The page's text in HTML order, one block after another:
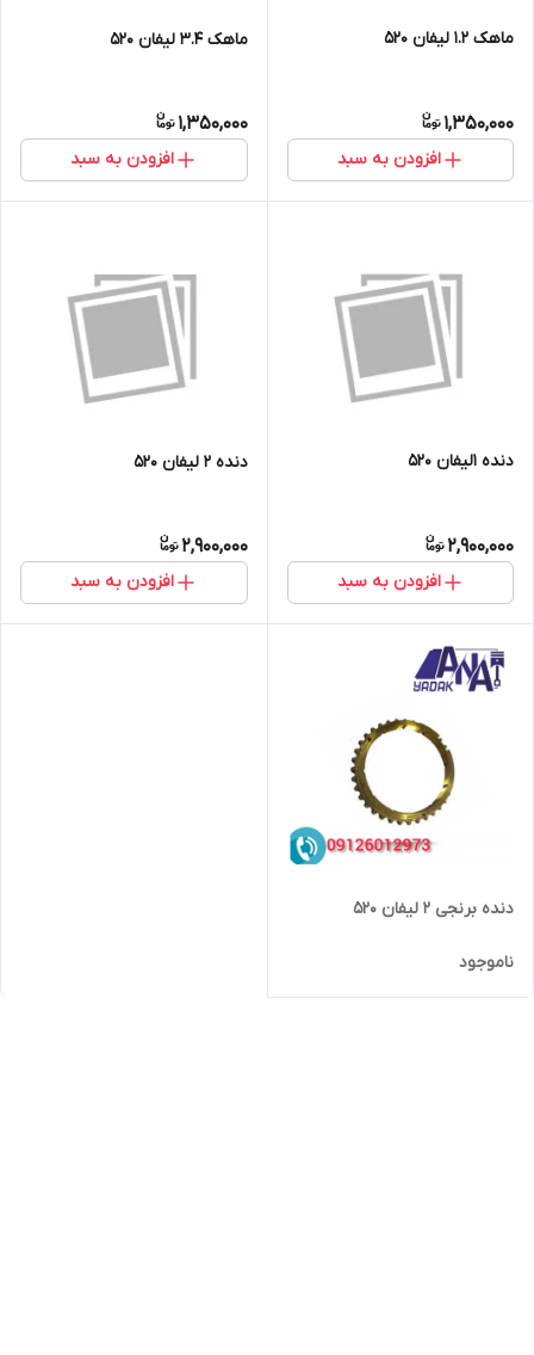
ماهک 1.2 لیفان 520
1,350,000
افزودن به سبد
ماهک 3.4 لیفان 520
1,350,000
افزودن به سبد
دنده 1لیفان 520
2,900,000
افزودن به سبد
دنده 2 لیفان 520
2,900,000
افزودن به سبد
دنده برنجی 2 لیفان 520
ناموجود